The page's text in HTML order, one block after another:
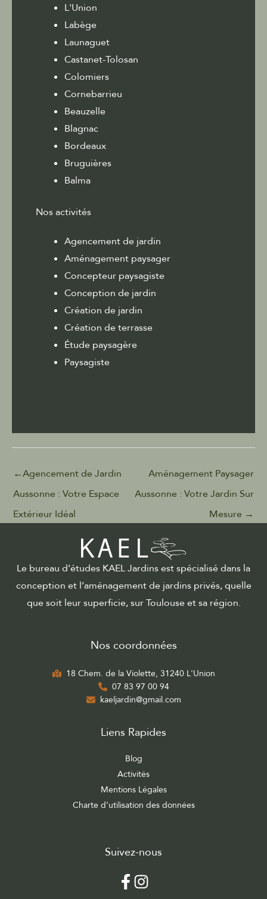
L'Union
Labège
Launaguet
Castanet-Tolosan
Colomiers
Cornebarrieu
Beauzelle
Blagnac
Bordeaux
Bruguières
Balma
Nos activités
Agencement de jardin
Aménagement paysager
Concepteur paysagiste
Conception de jardin
Création de jardin
Création de terrasse
Étude paysagère
Paysagiste
←Agencement de Jardin
Aussonne : Votre Espace
Extérieur Idéal
Aménagement Paysager
Aussonne : Votre Jardin Sur
Mesure →
Le bureau d’études KAEL Jardins est spécialisé dans la
conception et l’aménagement de jardins privés, quelle
que soit leur superficie, sur Toulouse et sa région.
Nos coordonnées
18 Chem. de la Violette, 31240 L'Union
07 83 97 00 94
kaeljardin@gmail.com
Liens Rapides
Blog
Activités
Mentions Légales
Charte d’utilisation des données
Suivez-nous